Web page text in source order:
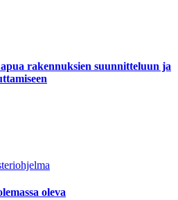
rakennuksien suunnitteluun ja
oleva